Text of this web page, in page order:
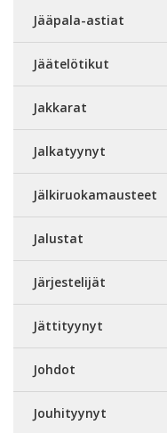
Jääpala-astiat
Jäätelötikut
Jakkarat
Jalkatyynyt
Jälkiruokamausteet
Jalustat
Järjestelijät
Jättityynyt
Johdot
Jouhityynyt